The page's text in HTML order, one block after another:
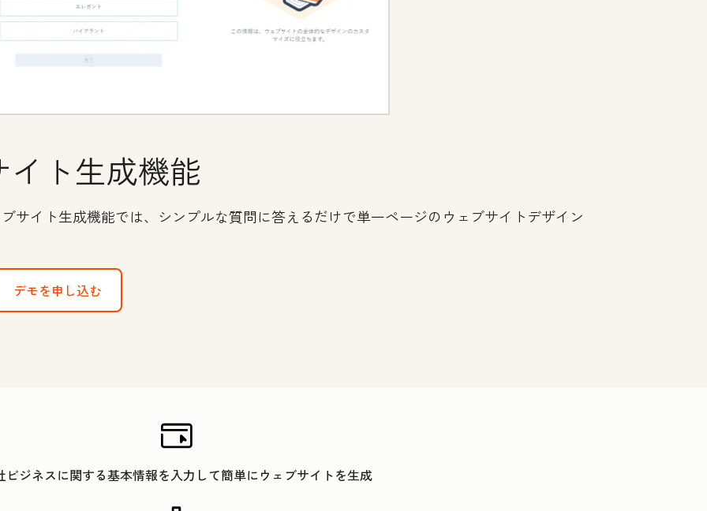
ト生成機能
サイト生成機能では、シンプルな質問に答えるだけで単一ページのウェブサイトデザイン
デモを申し込む
ビジネスに関する基本情報を入力して簡単にウェブサイトを生成